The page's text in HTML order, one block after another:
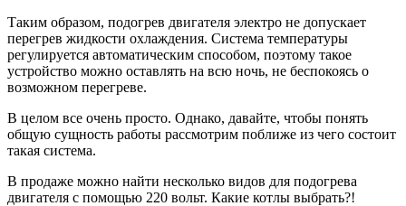
Таким образом, подогрев двигателя электро не допускает
перегрев жидкости охлаждения. Система температуры
регулируется автоматическим способом, поэтому такое
устройство можно оставлять на всю ночь, не беспокоясь о
возможном перегреве.
В целом все очень просто. Однако, давайте, чтобы понять
общую сущность работы рассмотрим поближе из чего состоит
такая система.
В продаже можно найти несколько видов для подогрева
двигателя с помощью 220 вольт. Какие котлы выбрать?!